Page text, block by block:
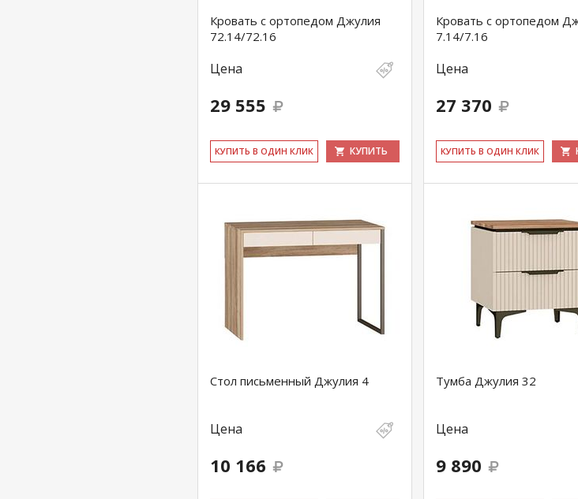
Кровать с ортопедом Джулия
72.14/72.16
Цена
29 555
КУ­ПИТЬ В ОДИН КЛИК КУПИТЬ
Кровать с ортопедом
7.14/7.16
Цена
27 370
КУ­ПИТЬ В ОДИН КЛИК
Стол письменный Джулия 4
Цена
10 166
Тумба Джулия 32
Цена
9 890